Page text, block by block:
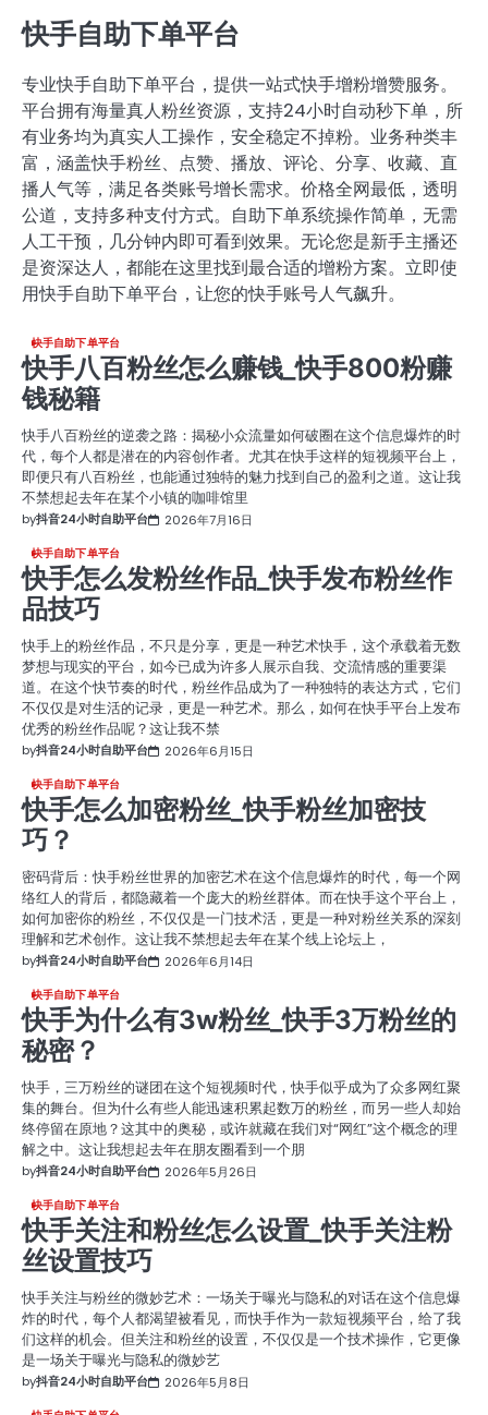
快手自助下单平台
专业快手自助下单平台，提供一站式快手增粉增赞服务。
平台拥有海量真人粉丝资源，支持24小时自动秒下单，所
有业务均为真实人工操作，安全稳定不掉粉。业务种类丰
富，涵盖快手粉丝、点赞、播放、评论、分享、收藏、直
播人气等，满足各类账号增长需求。价格全网最低，透明
公道，支持多种支付方式。自助下单系统操作简单，无需
人工干预，几分钟内即可看到效果。无论您是新手主播还
是资深达人，都能在这里找到最合适的增粉方案。立即使
用快手自助下单平台，让您的快手账号人气飙升。
快手自助下单平台
快手八百粉丝怎么赚钱_快手800粉赚
钱秘籍
快手八百粉丝的逆袭之路：揭秘小众流量如何破圈在这个信息爆炸的时
代，每个人都是潜在的内容创作者。尤其在快手这样的短视频平台上，
即便只有八百粉丝，也能通过独特的魅力找到自己的盈利之道。这让我
不禁想起去年在某个小镇的咖啡馆里
by抖音24小时自助平台 2026年7月16日
快手自助下单平台
快手怎么发粉丝作品_快手发布粉丝作
品技巧
快手上的粉丝作品，不只是分享，更是一种艺术快手，这个承载着无数
梦想与现实的平台，如今已成为许多人展示自我、交流情感的重要渠
道。在这个快节奏的时代，粉丝作品成为了一种独特的表达方式，它们
不仅仅是对生活的记录，更是一种艺术。那么，如何在快手平台上发布
优秀的粉丝作品呢？这让我不禁
by抖音24小时自助平台 2026年6月15日
快手自助下单平台
快手怎么加密粉丝_快手粉丝加密技
巧？
密码背后：快手粉丝世界的加密艺术在这个信息爆炸的时代，每一个网
络红人的背后，都隐藏着一个庞大的粉丝群体。而在快手这个平台上，
如何加密你的粉丝，不仅仅是一门技术活，更是一种对粉丝关系的深刻
理解和艺术创作。这让我不禁想起去年在某个线上论坛上，
by抖音24小时自助平台 2026年6月14日
快手自助下单平台
快手为什么有3w粉丝_快手3万粉丝的
秘密？
快手，三万粉丝的谜团在这个短视频时代，快手似乎成为了众多网红聚
集的舞台。但为什么有些人能迅速积累起数万的粉丝，而另一些人却始
终停留在原地？这其中的奥秘，或许就藏在我们对“网红”这个概念的理
解之中。这让我想起去年在朋友圈看到一个朋
by抖音24小时自助平台 2026年5月26日
快手自助下单平台
快手关注和粉丝怎么设置_快手关注粉
丝设置技巧
快手关注与粉丝的微妙艺术：一场关于曝光与隐私的对话在这个信息爆
炸的时代，每个人都渴望被看见，而快手作为一款短视频平台，给了我
们这样的机会。但关注和粉丝的设置，不仅仅是一个技术操作，它更像
是一场关于曝光与隐私的微妙艺
by抖音24小时自助平台 2026年5月8日